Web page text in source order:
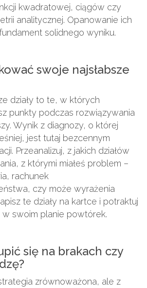
kwadratowej, ciągów czy
analitycznej. Opanowanie ich
solidnego wyniku.
swoje najsłabsze
działy to te, w których
punkty podczas rozwiązywania
Wynik z diagnozy, o której
jest tutaj bezcennym
Przeanalizuj, z jakich działów
z którymi miałeś problem –
rachunek
czy może wyrażenia
te działy na kartce i potraktuj
swoim planie powtórek.
się na brakach czy
zrównoważona, ale z